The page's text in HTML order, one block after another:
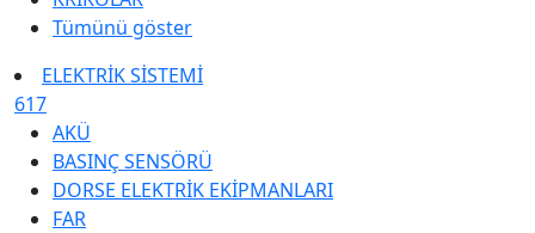
Tümünü göster
ELEKTRİK SİSTEMİ
617
AKÜ
BASINÇ SENSÖRÜ
DORSE ELEKTRİK EKİPMANLARI
FAR